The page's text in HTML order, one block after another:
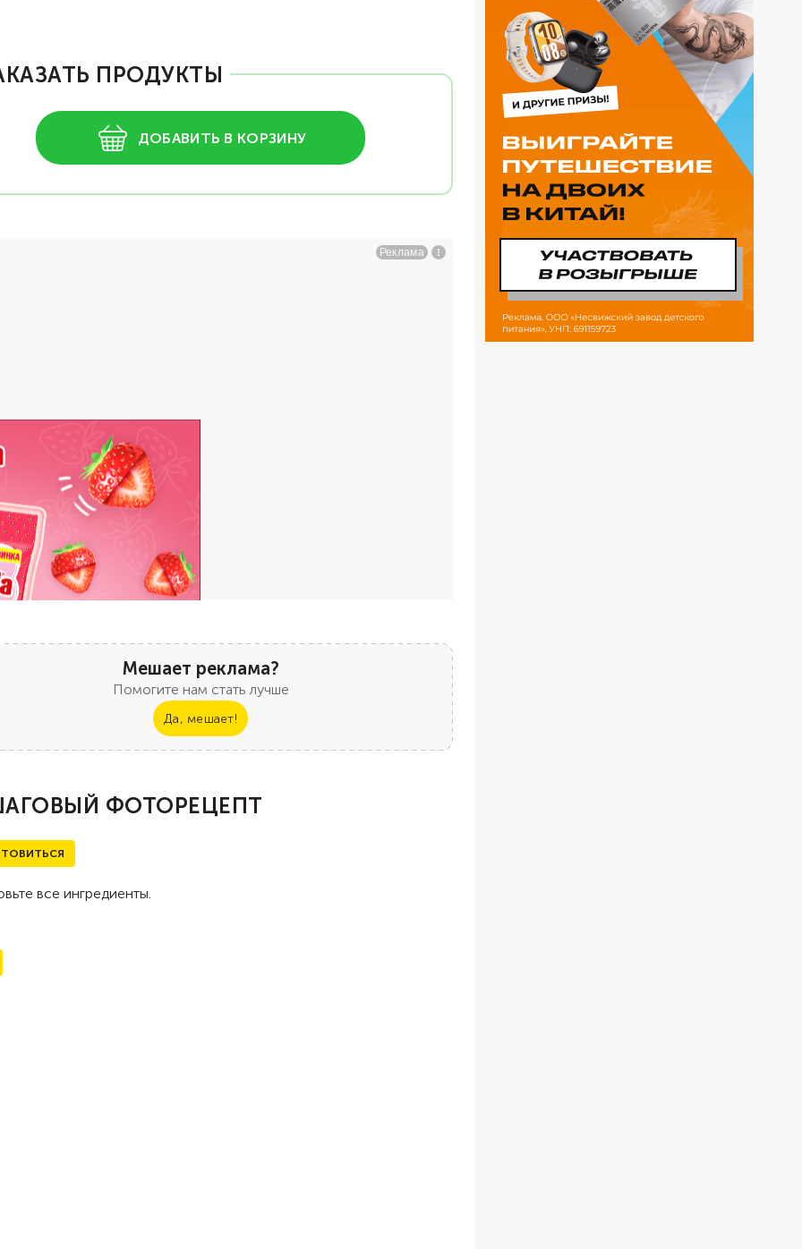
ПРОДУКТЫ
ДОБАВИТЬ В КОРЗИНУ
Мешает реклама?
Помогите нам стать лучше
Да, мешает!
ФОТОРЕЦЕПТ
все ингредиенты.